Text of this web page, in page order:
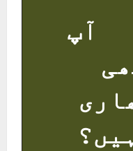
آپ
ہیں؟